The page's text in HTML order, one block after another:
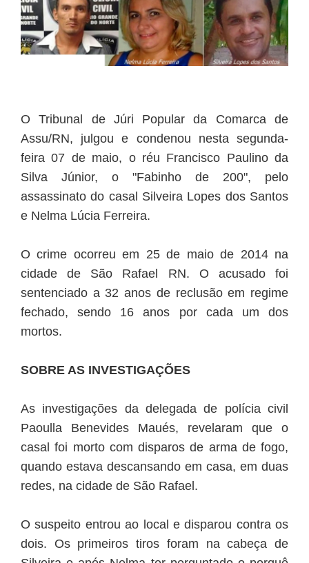
O Tribunal de Júri Popular da Comarca de
Assu/RN, julgou e condenou nesta segunda-
feira 07 de maio, o réu Francisco Paulino da
Silva Júnior, o "Fabinho de 200", pelo
assassinato do casal Silveira Lopes dos Santos
e Nelma Lúcia Ferreira.
O crime ocorreu em 25 de maio de 2014 na
cidade de São Rafael RN. O acusado foi
sentenciado a 32 anos de reclusão em regime
fechado, sendo 16 anos por cada um dos
mortos.
SOBRE AS INVESTIGAÇÕES
As investigações da delegada de polícia civil
Paoulla Benevides Maués, revelaram que o
casal foi morto com disparos de arma de fogo,
quando estava descansando em casa, em duas
redes, na cidade de São Rafael.
O suspeito entrou ao local e disparou contra os
dois. Os primeiros tiros foram na cabeça de